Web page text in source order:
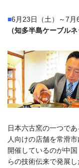
■6月23日（土）～7
（知多半島ケーブル
日本六古窯の一つで
人向けの店舗を常滑
開催しているのが中
らの技術伝来で発展